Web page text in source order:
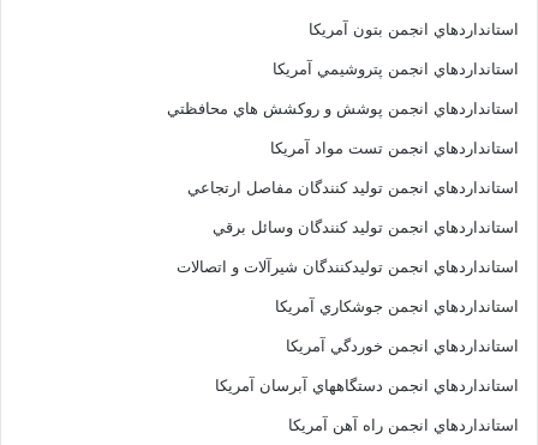
استانداردهاي انجمن بتون آمريکا
استانداردهاي انجمن پتروشيمي آمريکا
استانداردهاي انجمن پوشش و روکشش هاي محافظتي
استانداردهاي انجمن تست مواد آمريکا
استانداردهاي انجمن توليد کنندگان مفاصل ارتجاعي
استانداردهاي انجمن توليد کنندگان وسائل برقي
استانداردهاي انجمن توليدکنندگان شيرآلات و اتصالات
استانداردهاي انجمن جوشکاري آمريکا
استانداردهاي انجمن خوردگي آمريکا
استانداردهاي انجمن دستگاههاي آبرسان آمريکا
استانداردهاي انجمن راه آهن آمريکا